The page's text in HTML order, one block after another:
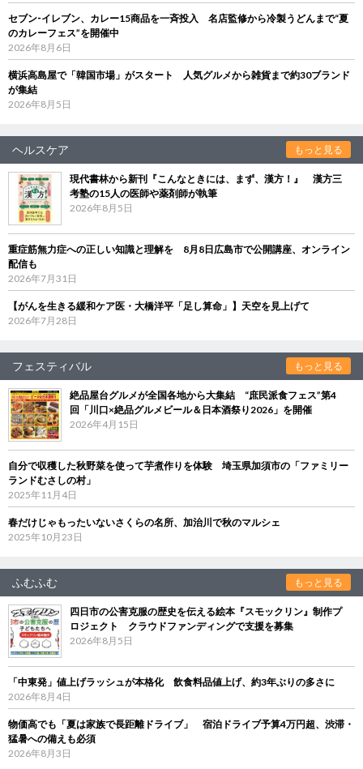
セブン‐イレブン、カレー15商品を一斉投入 名店監修から冷製うどんまで“夏
のカレーフェス”を開催中
2026年8月6日
横浜高島屋で「韓国市場」がスタート 人気グルメから雑貨まで約30ブランド
が集結
2026年8月5日
ヘルスケア もっと見る
現代書林から新刊『こんなときには、まず、漢方！』 漢方三
考塾の15人の医師や薬剤師が執筆
2026年8月5日
重症筋無力症への正しい知識と理解を 8月8日広島市で公開講座、オンライン
配信も
2026年7月31日
【がんを生きる緩和ケア医・大橋洋平「足し算命」】天空を見上げて
2026年7月28日
フェスティバル もっと見る
絶品屋台グルメが全国各地から大集結 “庶民派食フェス”第4
回「川口×絶品グルメビール＆日本酒祭り2026」を開催
2026年4月15日
自分で収穫した秋野菜を使って芋煮作りを体験 埼玉県加須市の「ファミリー
ランドむさしの村」
2025年11月4日
春だけじゃもったいないさくらの名所、加治川で秋のマルシェ
2025年10月23日
ふむふむ もっと見る
四日市の公害克服の歴史を伝える絵本『スモックリン』制作プ
ロジェクト クラウドファンディングで支援を募集
2026年8月5日
「中東発」値上げラッシュが本格化 飲食料品値上げ、約3年ぶりの多さに
2026年8月4日
物価高でも「夏は家族で長距離ドライブ」 宿泊ドライブ予算4万円超、渋滞・
猛暑への備えも必須
2026年8月3日